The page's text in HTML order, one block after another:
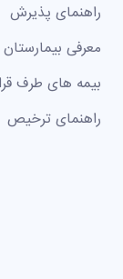
راهنمای پذیرش
معرفی بیمارستان
بیمه های طرف
راهنمای ترخیص